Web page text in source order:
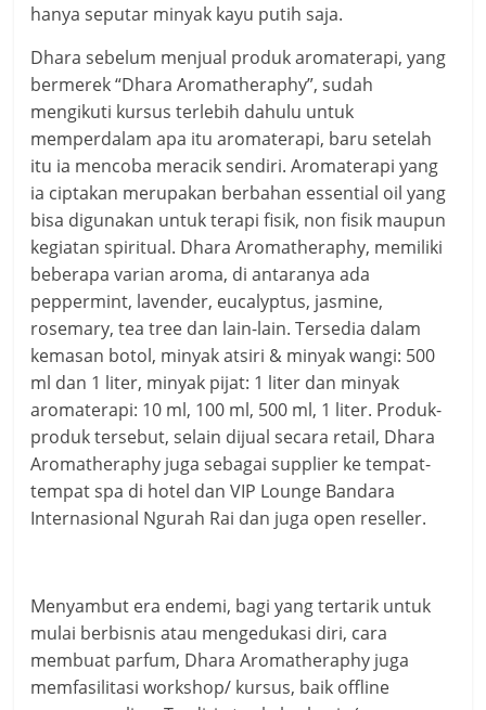
hanya seputar minyak kayu putih saja.
Dhara sebelum menjual produk aromaterapi, yang
bermerek “Dhara Aromatheraphy”, sudah
mengikuti kursus terlebih dahulu untuk
memperdalam apa itu aromaterapi, baru setelah
itu ia mencoba meracik sendiri. Aromaterapi yang
ia ciptakan merupakan berbahan essential oil yang
bisa digunakan untuk terapi fisik, non fisik maupun
kegiatan spiritual. Dhara Aromatheraphy, memiliki
beberapa varian aroma, di antaranya ada
peppermint, lavender, eucalyptus, jasmine,
rosemary, tea tree dan lain-lain. Tersedia dalam
kemasan botol, minyak atsiri & minyak wangi: 500
ml dan 1 liter, minyak pijat: 1 liter dan minyak
aromaterapi: 10 ml, 100 ml, 500 ml, 1 liter. Produk-
produk tersebut, selain dijual secara retail, Dhara
Aromatheraphy juga sebagai supplier ke tempat-
tempat spa di hotel dan VIP Lounge Bandara
Internasional Ngurah Rai dan juga open reseller.
Menyambut era endemi, bagi yang tertarik untuk
mulai berbisnis atau mengedukasi diri, cara
membuat parfum, Dhara Aromatheraphy juga
memfasilitasi workshop/ kursus, baik offline